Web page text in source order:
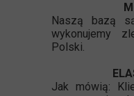
Naszą bazą
wykonujemy
Polski.
Jak mówią: